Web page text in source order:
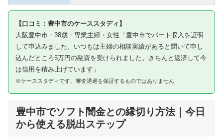
【口コミ：豊中市のケーススタディ】
大阪豊中市・38歳・専業主婦・女性「豊中市でパート収入を証明
して申込みました。いつもは主婦の相談実績があると聞いて申し
込んだところ5万円の融資を受けられました。きちんと返済して今
は信用を積み上げています」
※ケーススタディです。審査通過を保証するものではありません
豊中市でソフト闇金との縁切り方法｜今日
から使える脱出ステップ